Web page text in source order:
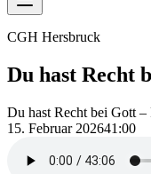
CGH Hersbruck
Du hast Recht
Du hast Recht bei Gott
15. Februar 202641:00